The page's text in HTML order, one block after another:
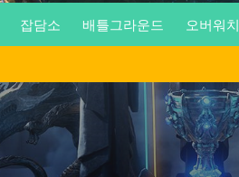
잡담소 배틀그라운드 오버워치